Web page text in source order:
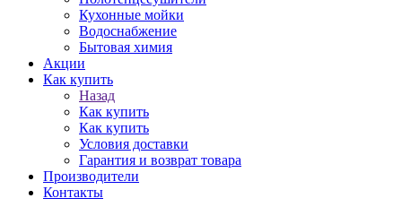
Кухонные мойки
Водоснабжение
Бытовая химия
Акции
Как купить
Назад
Как купить
Как купить
Условия доставки
Гарантия и возврат товара
Производители
Контакты